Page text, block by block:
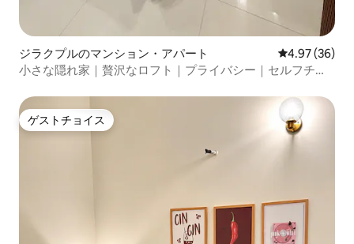
ジラクプルのマンション・アパート レビュー36
4.97 (36)
小さな隠れ家｜贅沢なロフト｜プライバシー｜セルフチェ
ゲストチョイス
ゲストチョイス